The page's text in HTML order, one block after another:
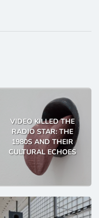
VIDEO KILLED THE
RADIO STAR: THE
1980S AND THEIR
CULTURAL ECHOES